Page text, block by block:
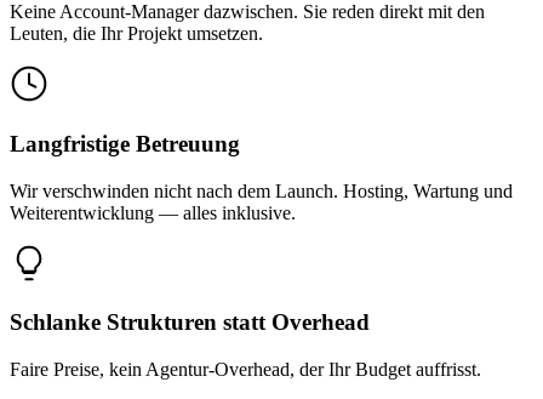
Keine Account-Manager dazwischen. Sie reden direkt mit den
Leuten, die Ihr Projekt umsetzen.
Langfristige Betreuung
Wir verschwinden nicht nach dem Launch. Hosting, Wartung und
Weiterentwicklung — alles inklusive.
Schlanke Strukturen statt Overhead
Faire Preise, kein Agentur-Overhead, der Ihr Budget auffrisst.